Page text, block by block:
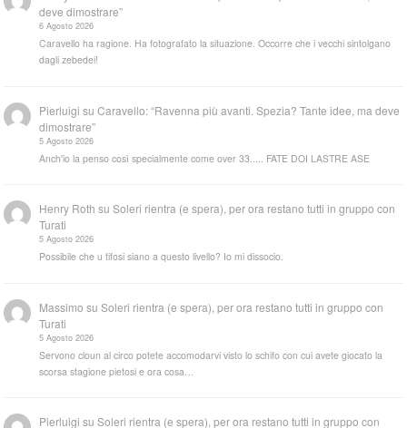
deve dimostrare”
6 Agosto 2026
Caravello ha ragione. Ha fotografato la situazione. Occorre che i vecchi sintolgano
dagli zebedei!
Pierluigi suCaravello: “Ravenna più avanti. Spezia? Tante idee, ma deve
dimostrare”
5 Agosto 2026
Anch'io la penso così specialmente come over 33..... FATE DOI LASTRE ASE
Henry Roth suSoleri rientra (e spera), per ora restano tutti in gruppo con
Turati
5 Agosto 2026
Possibile che u tifosi siano a questo livello? Io mi dissocio.
Massimo suSoleri rientra (e spera), per ora restano tutti in gruppo con
Turati
5 Agosto 2026
Servono cloun al circo potete accomodarvi visto lo schifo con cui avete giocato la
scorsa stagione pietosi e ora cosa…
Pierluigi suSoleri rientra (e spera), per ora restano tutti in gruppo con